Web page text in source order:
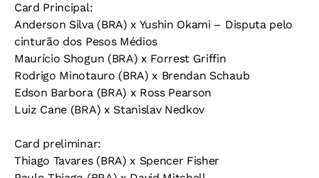
Card Principal:
Anderson Silva (BRA) x Yushin Okami – Disputa pelo
cinturão dos Pesos Médios
Maurício Shogun (BRA) x Forrest Griffin
Rodrigo Minotauro (BRA) x Brendan Schaub
Edson Barbora (BRA) x Ross Pearson
Luiz Cane (BRA) x Stanislav Nedkov
Card preliminar:
Thiago Tavares (BRA) x Spencer Fisher